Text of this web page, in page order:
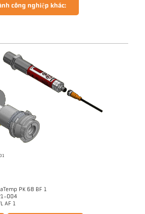
công nghiệp khác:
PK 68 BF 1
004
AF 1
PKL